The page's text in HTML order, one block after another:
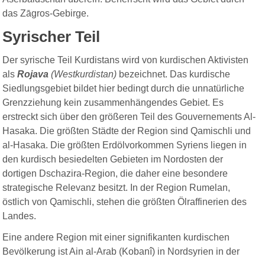
das Zāgros-Gebirge.
Syrischer Teil
Der syrische Teil Kurdistans wird von kurdischen Aktivisten
alsRojava(Westkurdistan) bezeichnet. Das kurdische
Siedlungsgebiet bildet hier bedingt durch die unnatürliche
Grenzziehung kein zusammenhängendes Gebiet. Es
erstreckt sich über den größeren Teil des Gouvernements Al-
Hasaka. Die größten Städte der Region sind Qamischli und
al-Hasaka. Die größten Erdölvorkommen Syriens liegen in
den kurdisch besiedelten Gebieten im Nordosten der
dortigen Dschazira-Region, die daher eine besondere
strategische Relevanz besitzt. In der Region Rumelan,
östlich von Qamischli, stehen die größten Ölraffinerien des
Landes.
Eine andere Region mit einer signifikanten kurdischen
Bevölkerung ist Ain al-Arab (Kobanî) in Nordsyrien in der